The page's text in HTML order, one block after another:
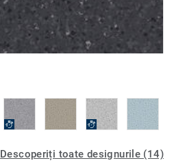
Descoperiți toate designurile (14)